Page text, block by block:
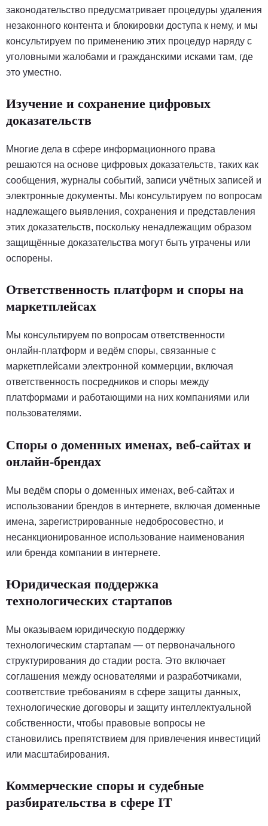
законодательство предусматривает процедуры удаления
незаконного контента и блокировки доступа к нему, и мы
консультируем по применению этих процедур наряду с
уголовными жалобами и гражданскими исками там, где
это уместно.
Изучение и сохранение цифровых
доказательств
Многие дела в сфере информационного права
решаются на основе цифровых доказательств, таких как
сообщения, журналы событий, записи учётных записей и
электронные документы. Мы консультируем по вопросам
надлежащего выявления, сохранения и представления
этих доказательств, поскольку ненадлежащим образом
защищённые доказательства могут быть утрачены или
оспорены.
Ответственность платформ и споры на
маркетплейсах
Мы консультируем по вопросам ответственности
онлайн-платформ и ведём споры, связанные с
маркетплейсами электронной коммерции, включая
ответственность посредников и споры между
платформами и работающими на них компаниями или
пользователями.
Споры о доменных именах, веб-сайтах и
онлайн-брендах
Мы ведём споры о доменных именах, веб-сайтах и
использовании брендов в интернете, включая доменные
имена, зарегистрированные недобросовестно, и
несанкционированное использование наименования
или бренда компании в интернете.
Юридическая поддержка
технологических стартапов
Мы оказываем юридическую поддержку
технологическим стартапам — от первоначального
структурирования до стадии роста. Это включает
соглашения между основателями и разработчиками,
соответствие требованиям в сфере защиты данных,
технологические договоры и защиту интеллектуальной
собственности, чтобы правовые вопросы не
становились препятствием для привлечения инвестиций
или масштабирования.
Коммерческие споры и судебные
разбирательства в сфере IT